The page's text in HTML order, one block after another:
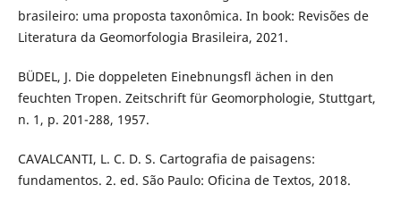
brasileiro: uma proposta taxonômica. In book: Revisões de
Literatura da Geomorfologia Brasileira, 2021.
BÜDEL, J. Die doppeleten Einebnungsfl ächen in den
feuchten Tropen. Zeitschrift für Geomorphologie, Stuttgart,
n. 1, p. 201-288, 1957.
CAVALCANTI, L. C. D. S. Cartografia de paisagens:
fundamentos. 2. ed. São Paulo: Oficina de Textos, 2018.